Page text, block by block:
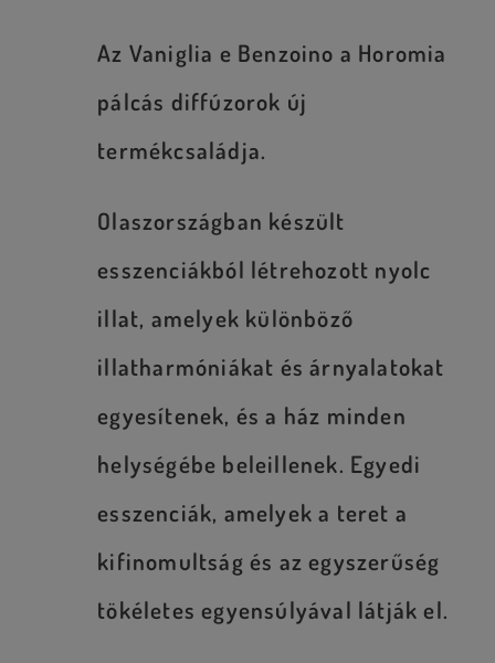
Az Vaniglia e Benzoino a Horomia
pálcás diffúzorok új
termékcsaládja.
Olaszországban készült
esszenciákból létrehozott nyolc
illat, amelyek különböző
illatharmóniákat és árnyalatokat
egyesítenek, és a ház minden
helységébe beleillenek. Egyedi
esszenciák, amelyek a teret a
kifinomultság és az egyszerűség
tökéletes egyensúlyával látják el.